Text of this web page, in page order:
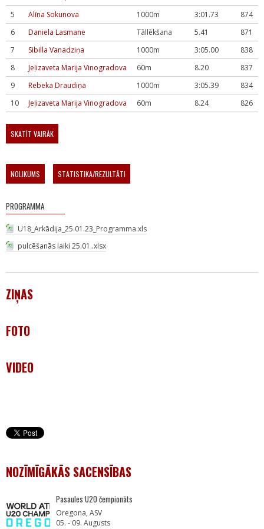
5
Alīna Sokunova 1000m 3:01.73
874
6
Daniela Lasmane Tāllēkšana 5.41
871
7
Sibilla Vanadziņa 1000m 3:05.00
838
8
Jeļizaveta Marija Vinogradova 60m 8.20
837
9
Rebeka Draudiņa 1000m 3:05.39
834
10
Jeļizaveta Marija Vinogradova 60m 8.24 826
SKATĪT VAIRĀK
NOLIKUMS STATISTIKA/REZULTĀTI
PROGRAMMA
U18_Arkādija_25.01.23_Programma.xls
pulcēšanās laiki 25.01..xlsx
ZIŅAS
FOTO
VIDEO
NOZĪMĪGĀKĀS SACENSĪBAS
Pasaules U20 čempionāts
Oregona, ASV
05. - 09. Augusts